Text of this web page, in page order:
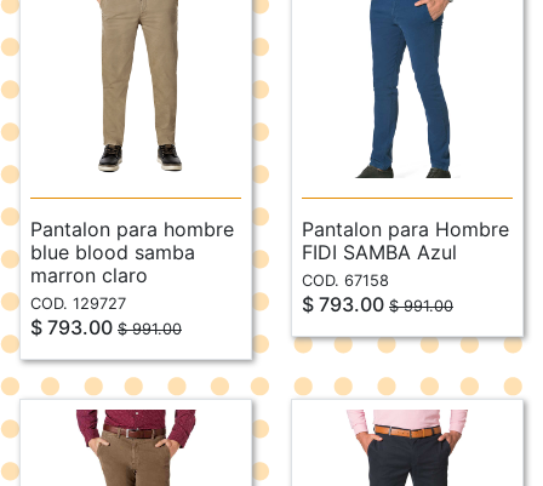
Pantalon para hombre
blue blood samba
marron claro
COD. 129727
$ 793.00 $ 991.00
Pantalon para Hombre
FIDI SAMBA Azul
COD. 67158
$ 793.00 $ 991.00